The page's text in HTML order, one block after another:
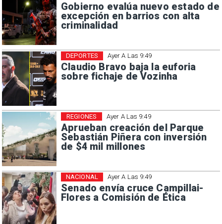
Gobierno evalúa nuevo estado de
excepción en barrios con alta
criminalidad
Ayer A Las 9:49
Claudio Bravo baja la euforia
sobre fichaje de Vozinha
DEPORTES
Ayer A Las 9:49
Aprueban creación del Parque
Sebastián Piñera con inversión
de $4 mil millones
REGIONES
Ayer A Las 9:49
Senado envía cruce Campillai-
Flores a Comisión de Ética
NACIONAL